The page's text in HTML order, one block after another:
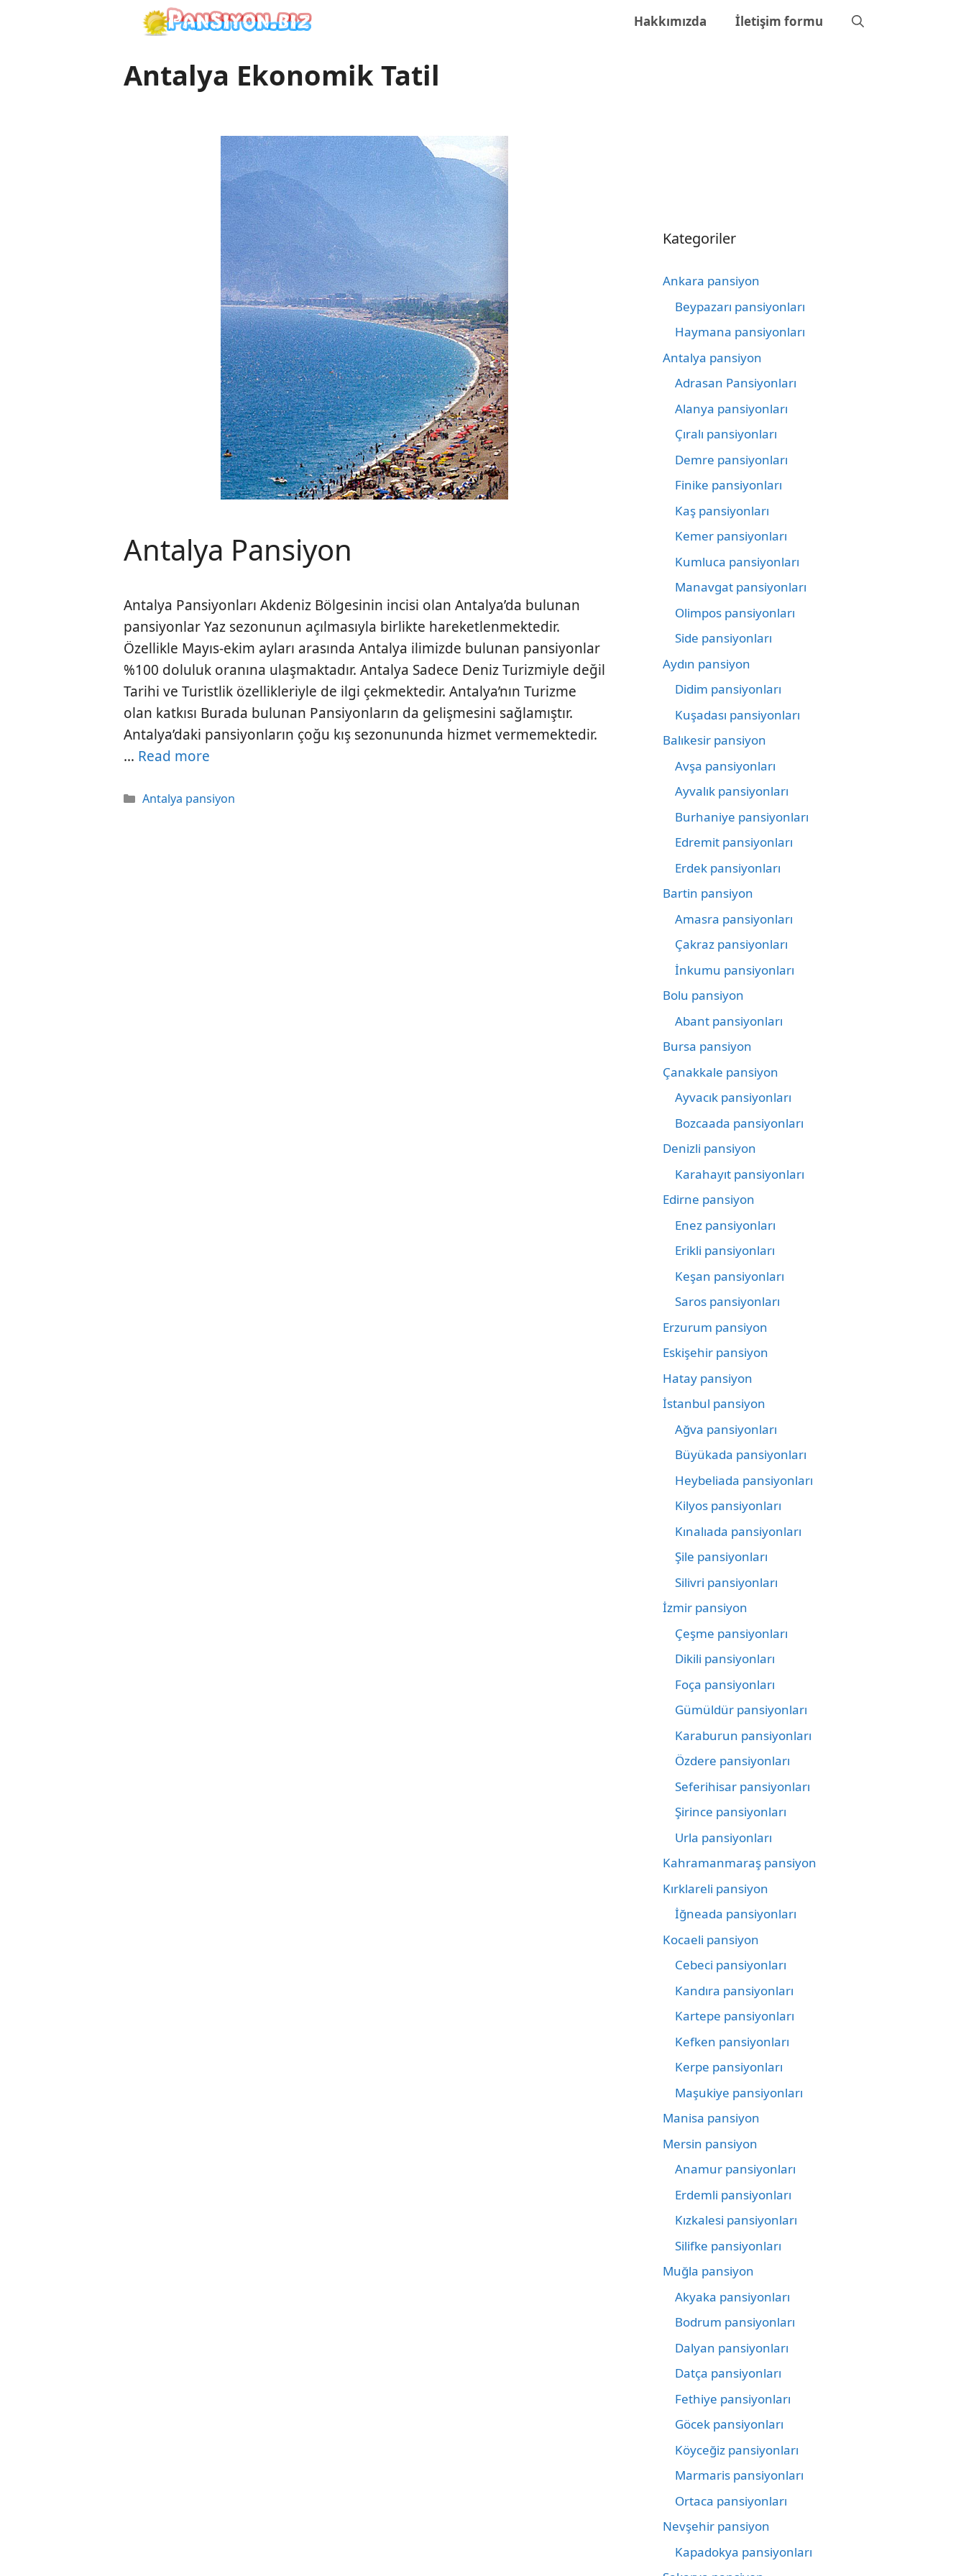
Hakkımızda İletişim formu
Antalya Ekonomik Tatil
Antalya Pansiyon
Antalya Pansiyonları Akdeniz Bölgesinin incisi olan Antalya’da bulunan
pansiyonlar Yaz sezonunun açılmasıyla birlikte hareketlenmektedir.
Özellikle Mayıs-ekim ayları arasında Antalya ilimizde bulunan pansiyonlar
%100 doluluk oranına ulaşmaktadır. Antalya Sadece Deniz Turizmiyle değil
Tarihi ve Turistlik özellikleriyle de ilgi çekmektedir. Antalya’nın Turizme
olan katkısı Burada bulunan Pansiyonların da gelişmesini sağlamıştır.
Antalya’daki pansiyonların çoğu kış sezonununda hizmet vermemektedir.
… Read more
Kategoriler
Antalya pansiyon
Kategoriler
Ankara pansiyon
Beypazarı pansiyonları
Haymana pansiyonları
Antalya pansiyon
Adrasan Pansiyonları
Alanya pansiyonları
Çıralı pansiyonları
Demre pansiyonları
Finike pansiyonları
Kaş pansiyonları
Kemer pansiyonları
Kumluca pansiyonları
Manavgat pansiyonları
Olimpos pansiyonları
Side pansiyonları
Aydın pansiyon
Didim pansiyonları
Kuşadası pansiyonları
Balıkesir pansiyon
Avşa pansiyonları
Ayvalık pansiyonları
Burhaniye pansiyonları
Edremit pansiyonları
Erdek pansiyonları
Bartin pansiyon
Amasra pansiyonları
Çakraz pansiyonları
İnkumu pansiyonları
Bolu pansiyon
Abant pansiyonları
Bursa pansiyon
Çanakkale pansiyon
Ayvacık pansiyonları
Bozcaada pansiyonları
Denizli pansiyon
Karahayıt pansiyonları
Edirne pansiyon
Enez pansiyonları
Erikli pansiyonları
Keşan pansiyonları
Saros pansiyonları
Erzurum pansiyon
Eskişehir pansiyon
Hatay pansiyon
İstanbul pansiyon
Ağva pansiyonları
Büyükada pansiyonları
Heybeliada pansiyonları
Kilyos pansiyonları
Kınalıada pansiyonları
Şile pansiyonları
Silivri pansiyonları
İzmir pansiyon
Çeşme pansiyonları
Dikili pansiyonları
Foça pansiyonları
Gümüldür pansiyonları
Karaburun pansiyonları
Özdere pansiyonları
Seferihisar pansiyonları
Şirince pansiyonları
Urla pansiyonları
Kahramanmaraş pansiyon
Kırklareli pansiyon
İğneada pansiyonları
Kocaeli pansiyon
Cebeci pansiyonları
Kandıra pansiyonları
Kartepe pansiyonları
Kefken pansiyonları
Kerpe pansiyonları
Maşukiye pansiyonları
Manisa pansiyon
Mersin pansiyon
Anamur pansiyonları
Erdemli pansiyonları
Kızkalesi pansiyonları
Silifke pansiyonları
Muğla pansiyon
Akyaka pansiyonları
Bodrum pansiyonları
Dalyan pansiyonları
Datça pansiyonları
Fethiye pansiyonları
Göcek pansiyonları
Köyceğiz pansiyonları
Marmaris pansiyonları
Ortaca pansiyonları
Nevşehir pansiyon
Kapadokya pansiyonları